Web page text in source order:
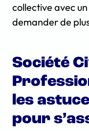
collective avec
demander de
Société
les
pour